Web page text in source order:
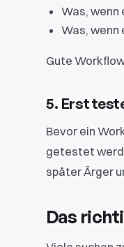
Was, wenn
Was, wenn
Gute
5. Erst
Bevor ein
getestet
später Ärger
Das